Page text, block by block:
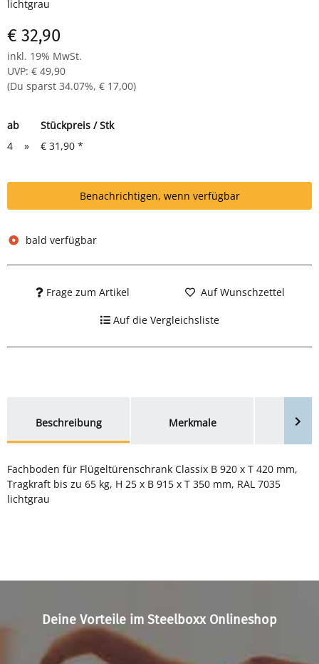
lichtgrau
€ 32,90
inkl. 19% MwSt.
UVP: € 49,90
(Du sparst 34.07%, € 17,00)
ab
Stückpreis / Stk
4
» € 31,90 *
Benachrichtigen, wenn verfügbar
bald verfügbar
Frage zum Artikel Auf Wunschzettel
Auf die Vergleichsliste
Beschreibung
Merkmale
Fachboden für Flügeltürenschrank Classix B 920 x T 420 mm,
Tragkraft bis zu 65 kg, H 25 x B 915 x T 350 mm, RAL 7035
lichtgrau
Deine Vorteile im Steelboxx Onlineshop